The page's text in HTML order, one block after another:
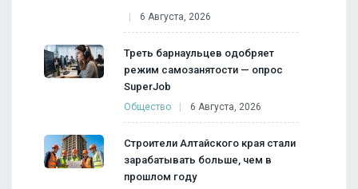
6 Августа, 2026
Треть барнаульцев одобряет
режим самозанятости — опрос
SuperJob
Общество 6 Августа, 2026
Строители Алтайского края стали
зарабатывать больше, чем в
прошлом году